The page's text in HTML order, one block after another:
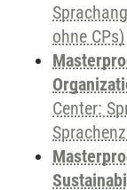
ohne CPs)
Center: